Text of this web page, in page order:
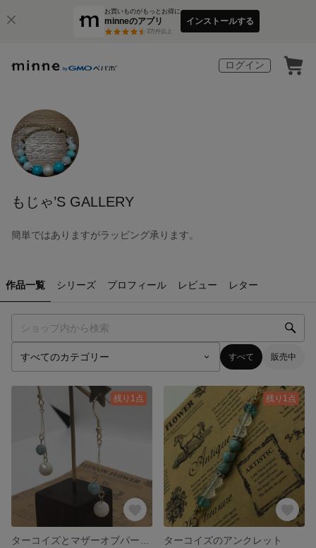
お買いものがもっとお得に
minneのアプリ
3万件以上
インストールする
ログイン
もじゃ’S GALLERY
簡単ではありますがラッピング承ります。
作品一覧 シリーズ プロフィール レビュー レター
すべて 販売中
残り1点 残り1点
ターコイズのアンクレット